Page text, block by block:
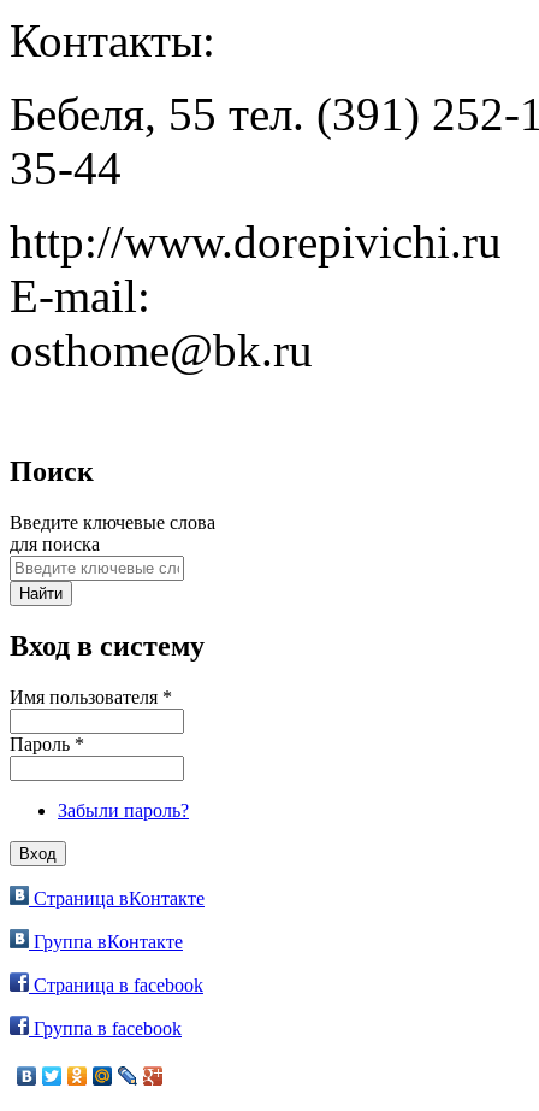
Контакты:
Бебеля, 55 тел. (391)
35-44
http://www.dorepivichi.ru
E-mail:
osthome@bk.ru
Поиск
Введите ключевые слова
для поиска
Вход в систему
Имя пользователя *
Пароль *
Забыли пароль?
Страница вКонтакте
Группа вКонтакте
Страница в facebook
Группа в facebook